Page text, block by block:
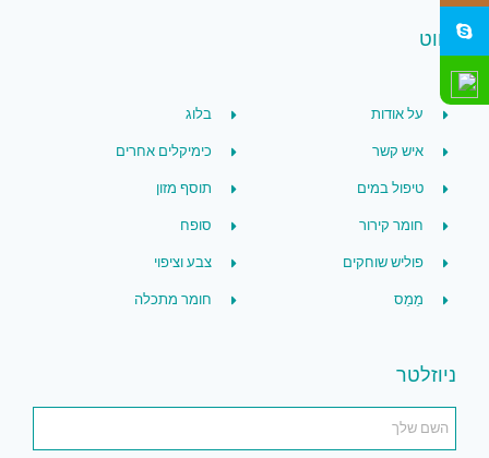
ניווט
על אודות
איש קשר
טיפול במים
חומר קירור
פוליש שוחקים
מֵמֵס
בלוג
כימיקלים אחרים
תוסף מזון
סופח
צבע וציפוי
חומר מתכלה
ניוזלטר